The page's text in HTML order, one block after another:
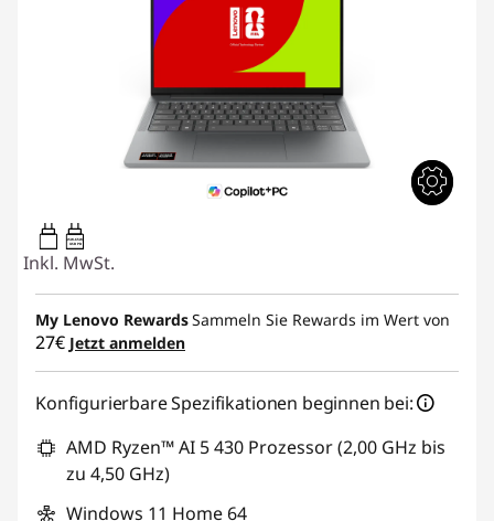
45W-65W
USB PD
Inkl. MwSt.
My Lenovo RewardsSammeln Sie Rewards im Wert von
27€ Jetzt anmelden
Konfigurierbare Spezifikationen beginnen bei:
AMD Ryzen™ AI 5 430 Prozessor (2,00 GHz bis
zu 4,50 GHz)
Windows 11 Home 64